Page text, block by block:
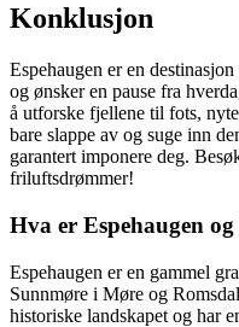
Konklusjon
Espehaugen er en
og ønsker en pause fra
å utforske fjellene til fots,
bare slappe av og suge inn
garantert imponere deg.
friluftsdrømmer!
Hva er Espehaugen
Espehaugen er en gammel
Sunnmøre i Møre og
historiske landskapet og har